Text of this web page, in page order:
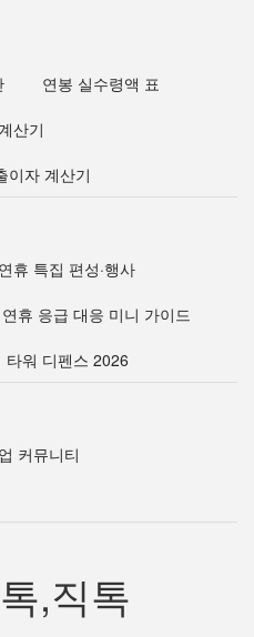
연봉 실수령액 표
산기
이자 계산기
휴 특집 편성·행사
휴 응급 대응 미니 가이드
타워 디펜스 2026
커뮤니티
,직톡